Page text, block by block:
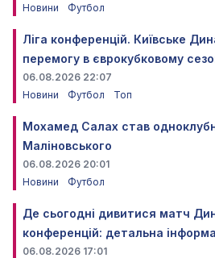
Новини
Футбол
Ліга конференцій. Київське
перемогу в єврокубковому
06.08.2026 22:07
Новини
Футбол Топ
Мохамед Салах став
Маліновського
06.08.2026 20:01
Новини
Футбол
Де сьогодні дивитися матч
конференцій: детальна
06.08.2026 17:01